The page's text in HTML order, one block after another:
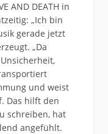
AND DEATH in
„Ich bin
gerade jetzt
„Da
und weist
Das hilft den
schreiben, hat
angefühlt.